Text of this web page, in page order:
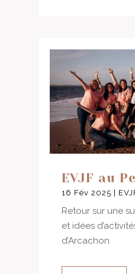
EVJF au
16 Fév 2025
Retour sur une
et idées
d’Arcachon